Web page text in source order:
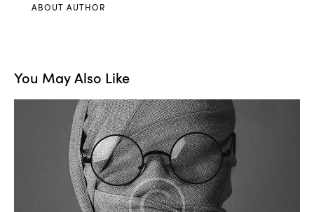
ABOUT AUTHOR
You May Also Like